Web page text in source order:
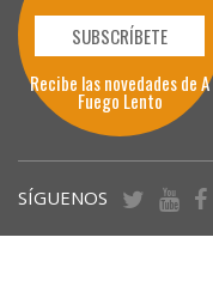
SUBSCRÍBETE
Recibe las novedades de A
Fuego Lento
SÍGUENOS